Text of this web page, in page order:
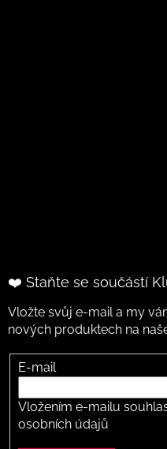
❤️ Staňte se součástí
Vložte svůj e-mail a my
nových produktech na
E-mail
Vložením e-mailu
osobních údajů